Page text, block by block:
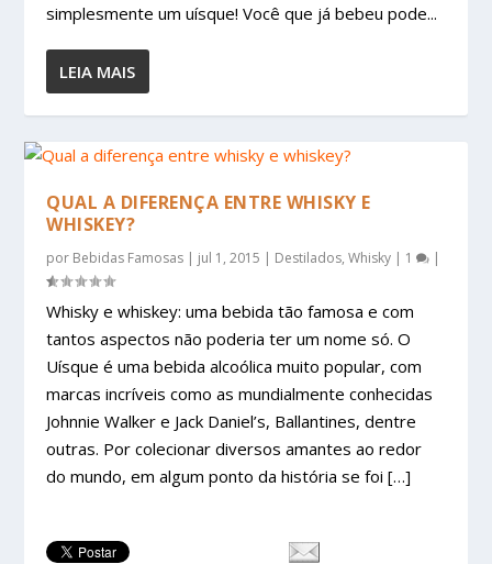
simplesmente um uísque! Você que já bebeu pode...
LEIA MAIS
QUAL A DIFERENÇA ENTRE WHISKY E
WHISKEY?
por Bebidas Famosas | jul 1, 2015 | Destilados,Whisky | 1 |
Whisky e whiskey: uma bebida tão famosa e com
tantos aspectos não poderia ter um nome só. O
Uísque é uma bebida alcoólica muito popular, com
marcas incríveis como as mundialmente conhecidas
Johnnie Walker e Jack Daniel’s, Ballantines, dentre
outras. Por colecionar diversos amantes ao redor
do mundo, em algum ponto da história se foi […]